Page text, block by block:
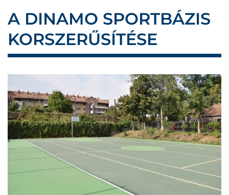
A DINAMO SPORTBÁZIS
KORSZERŰSÍTÉSE